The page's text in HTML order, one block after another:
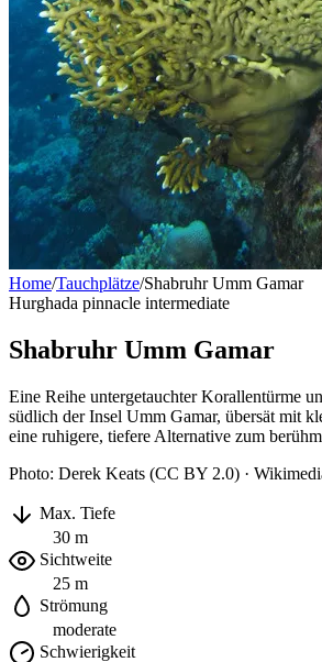
Home/Tauchplätze/Shabruhr Umm Gamar
Hurghada pinnacle intermediate
Shabruhr Umm Gamar
Eine Reihe untergetauchter Korallentürme
südlich der Insel Umm Gamar, übersät mit
eine ruhigere, tiefere Alternative zum
Photo: Derek Keats (CC BY 2.0) ·
Max. Tiefe
30 m
Sichtweite
25 m
Strömung
moderate
Schwierigkeit